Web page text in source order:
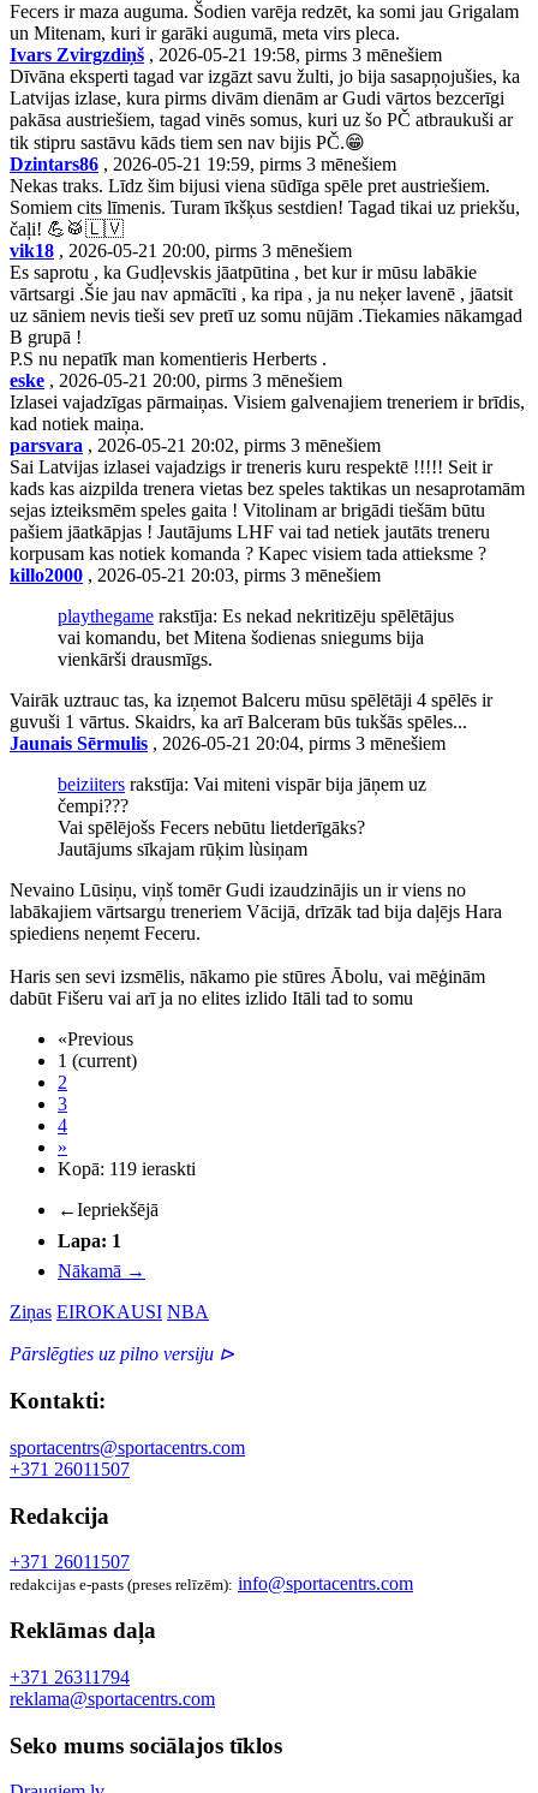
Fecers ir maza auguma. Šodien varēja redzēt, ka somi jau Grigalam
un Mitenam, kuri ir garāki augumā, meta virs pleca.
Ivars Zvirgzdiņš , 2026-05-21 19:58, pirms 3 mēnešiem
Dīvāna eksperti tagad var izgāzt savu žulti, jo bija sasapņojušies, ka
Latvijas izlase, kura pirms divām dienām ar Gudi vārtos bezcerīgi
pakāsa austriešiem, tagad vinēs somus, kuri uz šo PČ atbraukuši ar
tik stipru sastāvu kāds tiem sen nav bijis PČ.😁
Dzintars86 , 2026-05-21 19:59, pirms 3 mēnešiem
Nekas traks. Līdz šim bijusi viena sūdīga spēle pret austriešiem.
Somiem cits līmenis. Turam īkšķus sestdien! Tagad tikai uz priekšu,
čaļi! 💪🥁🇱🇻
vik18 , 2026-05-21 20:00, pirms 3 mēnešiem
Es saprotu , ka Gudļevskis jāatpūtina , bet kur ir mūsu labākie
vārtsargi .Šie jau nav apmācīti , ka ripa , ja nu neķer lavenē , jāatsit
uz sāniem nevis tieši sev pretī uz somu nūjām .Tiekamies nākamgad
B grupā !
P.S nu nepatīk man komentieris Herberts .
eske , 2026-05-21 20:00, pirms 3 mēnešiem
Izlasei vajadzīgas pārmaiņas. Visiem galvenajiem treneriem ir brīdis,
kad notiek maiņa.
parsvara , 2026-05-21 20:02, pirms 3 mēnešiem
Sai Latvijas izlasei vajadzigs ir treneris kuru respektē !!!!! Seit ir
kads kas aizpilda trenera vietas bez speles taktikas un nesaprotamām
sejas izteiksmēm speles gaita ! Vitolinam ar brigādi tiešām būtu
pašiem jāatkāpjas ! Jautājums LHF vai tad netiek jautāts treneru
korpusam kas notiek komanda ? Kapec visiem tada attieksme ?
killo2000 , 2026-05-21 20:03, pirms 3 mēnešiem
playthegame rakstīja: Es nekad nekritizēju spēlētājus
vai komandu, bet Mitena šodienas sniegums bija
vienkārši drausmīgs.
Vairāk uztrauc tas, ka izņemot Balceru mūsu spēlētāji 4 spēlēs ir
guvuši 1 vārtus. Skaidrs, ka arī Balceram būs tukšās spēles...
Jaunais Sērmulis , 2026-05-21 20:04, pirms 3 mēnešiem
beiziiters rakstīja: Vai miteni vispār bija jāņem uz
čempi???
Vai spēlējošs Fecers nebūtu lietderīgāks?
Jautājums sīkajam rūķim lùsiņam
Nevaino Lūsiņu, viņš tomēr Gudi izaudzinājis un ir viens no
labākajiem vārtsargu treneriem Vācijā, drīzāk tad bija daļējs Hara
spiediens neņemt Feceru.
Haris sen sevi izsmēlis, nākamo pie stūres Ābolu, vai mēģinām
dabūt Fišeru vai arī ja no elites izlido Itāli tad to somu
«Previous
1 (current)
2
3
4
»
Kopā: 119 ieraskti
←Iepriekšējā
Lapa: 1
Nākamā →
Ziņas EIROKAUSI NBA
Pārslēgties uz pilno versiju ⊳
Kontakti:
sportacentrs@sportacentrs.com
+371 26011507
Redakcija
+371 26011507
redakcijas e-pasts (preses relīzēm): info@sportacentrs.com
Reklāmas daļa
+371 26311794
reklama@sportacentrs.com
Seko mums sociālajos tīklos